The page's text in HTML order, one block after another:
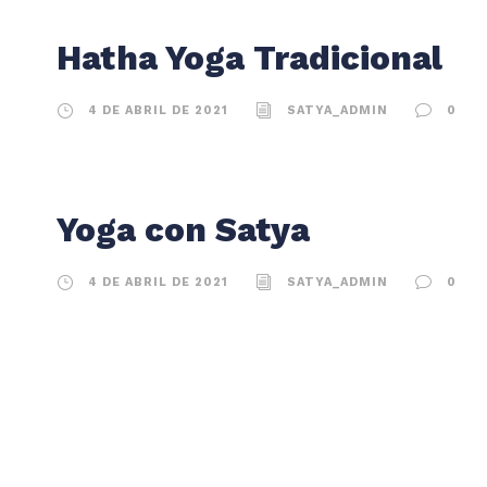
Hatha Yoga Tradicional
4 DE ABRIL DE 2021 SATYA_ADMIN 0
Yoga con Satya
4 DE ABRIL DE 2021 SATYA_ADMIN 0